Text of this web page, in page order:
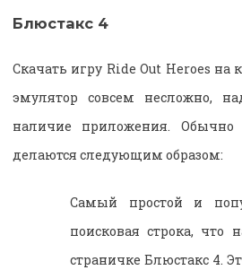
Блюстакс 4
Скачать игру Ride Out Heroes на
эмулятор совсем несложно,
наличие приложения. Обычно
делаются следующим образом:
Самый простой и
поисковая строка, что
страничке Блюстакс 4.